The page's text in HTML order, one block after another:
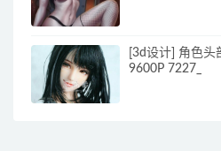
[3d设计] 角色
9600P 7227_